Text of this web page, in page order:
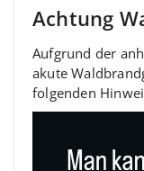
Achtung
Aufgrund der
akute
folgenden